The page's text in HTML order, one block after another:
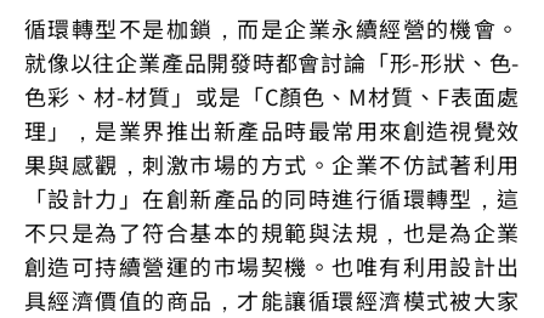
循環轉型不是枷鎖，而是企業永續經營的機會。
就像以往企業產品開發時都會討論「形-形狀、色-
色彩、材-材質」或是「C顏色、M材質、F表面處
理」，是業界推出新產品時最常用來創造視覺效
果與感觀，刺激市場的方式。企業不仿試著利用
「設計力」在創新產品的同時進行循環轉型，這
不只是為了符合基本的規範與法規，也是為企業
創造可持續營運的市場契機。也唯有利用設計出
具經濟價值的商品，才能讓循環經濟模式被大家